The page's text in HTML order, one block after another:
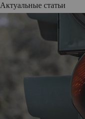
Актуальные статьи